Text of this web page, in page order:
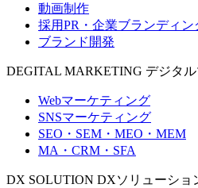
動画制作
採用PR・企業ブランディン
ブランド開発
DEGITAL MARKETING デジタ
Webマーケティング
SNSマーケティング
SEO・SEM・MEO・MEM
MA・CRM・SFA
DX SOLUTION DXソリューショ